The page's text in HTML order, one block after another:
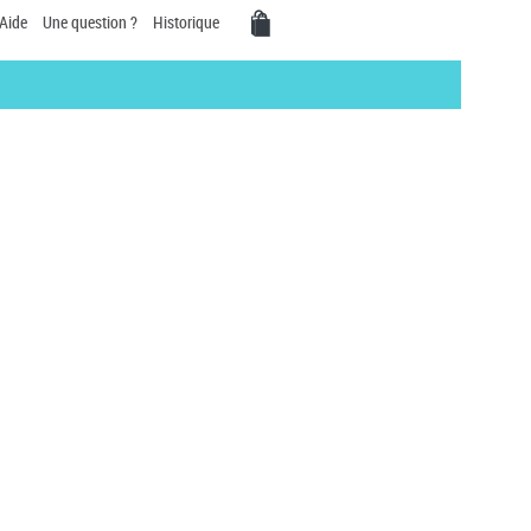
Aide Une question ? Historique